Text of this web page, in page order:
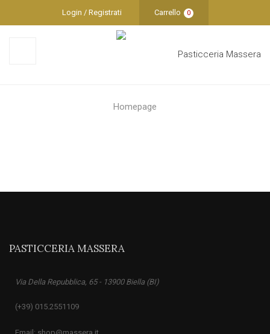
Login / Registrati Carrello 0
Homepage
PASTICCERIA MASSERA
Via Della Repubblica, 65 - 13900 Biella (BI)
(+39) 015.2551109